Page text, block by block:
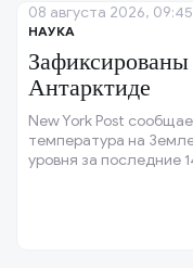
НАУКА
Зафиксированы
Антарктиде
New York Post
температура на
уровня за последние
08 августа 2026, 09:45